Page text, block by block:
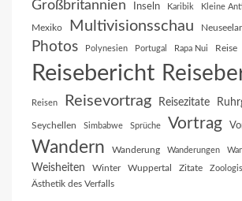
Großbritannien Inseln Karibik Kleine
Mexiko Multivisionsschau
Photos Polynesien Portugal Rapa Nui Reise
Reisebericht
Reisen Reisevortrag Reisezitate
Seychellen Simbabwe Sprüche Vortrag
Wandern Wanderung Wanderungen
Weisheiten Winter Wuppertal Zitate
Ästhetik des Verfalls